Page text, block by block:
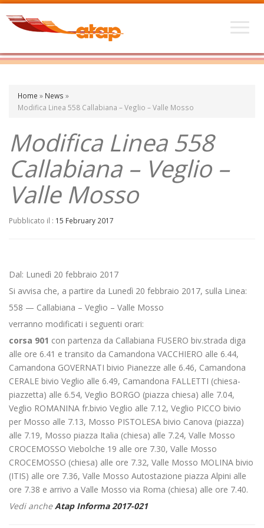
Home » News »
Modifica Linea 558 Callabiana – Veglio – Valle Mosso
Modifica Linea 558
Callabiana – Veglio –
Valle Mosso
Pubblicato il : 15 February 2017
Dal: Lunedì 20 febbraio 2017
Si avvisa che, a partire da Lunedì 20 febbraio 2017, sulla Linea:
558 — Callabiana – Veglio – Valle Mosso
verranno modificati i seguenti orari:
corsa 901 con partenza da Callabiana FUSERO biv.strada diga
alle ore 6.41 e transito da Camandona VACCHIERO alle 6.44,
Camandona GOVERNATI bivio Pianezze alle 6.46, Camandona
CERALE bivio Veglio alle 6.49, Camandona FALLETTI (chiesa-
piazzetta) alle 6.54, Veglio BORGO (piazza chiesa) alle 7.04,
Veglio ROMANINA fr.bivio Veglio alle 7.12, Veglio PICCO bivio
per Mosso alle 7.13, Mosso PISTOLESA bivio Canova (piazza)
alle 7.19, Mosso piazza Italia (chiesa) alle 7.24, Valle Mosso
CROCEMOSSO Viebolche 19 alle ore 7.30, Valle Mosso
CROCEMOSSO (chiesa) alle ore 7.32, Valle Mosso MOLINA bivio
(ITIS) alle ore 7.36, Valle Mosso Autostazione piazza Alpini alle
ore 7.38 e arrivo a Valle Mosso via Roma (chiesa) alle ore 7.40.
Vedi ancheAtap Informa 2017-021